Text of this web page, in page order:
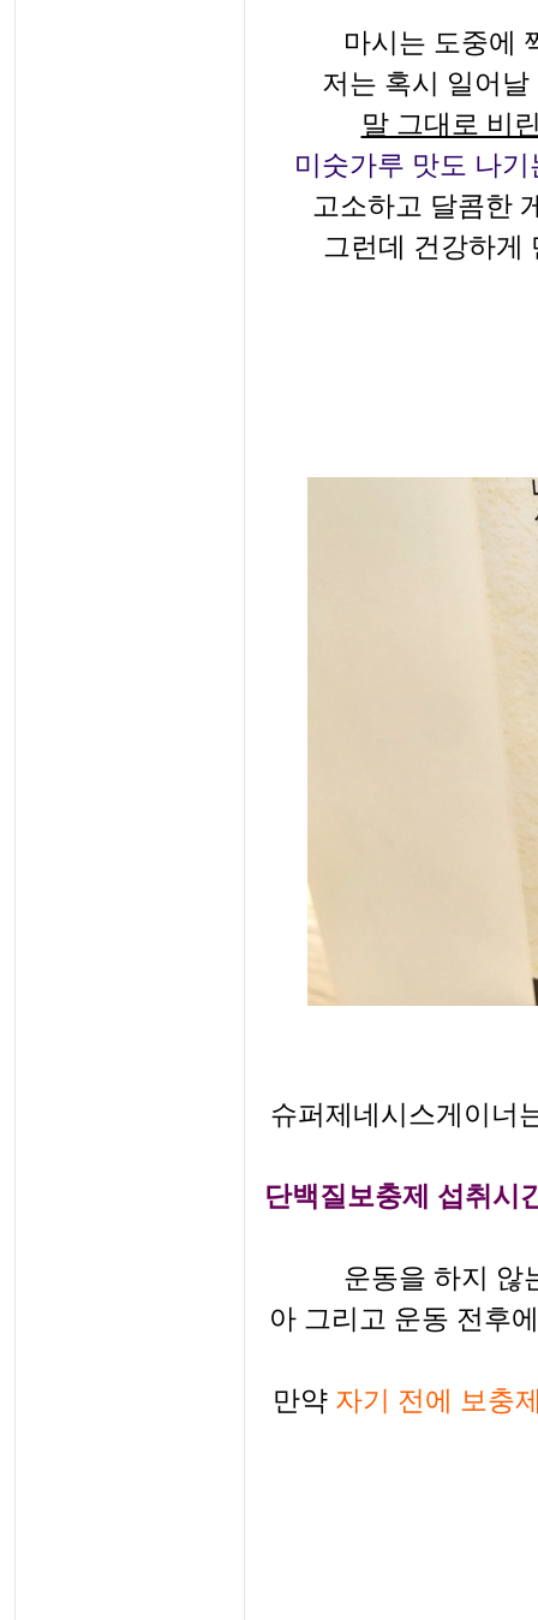
마시는 도중에
저는 혹시 일어
말 그대로 비
미숫가루 맛도 나
고소하고 달콤한
그런데 건강하게
슈퍼제네시스게이너
단백질보충제 섭취시
운동을 하지 않
아 그리고 운동 전후
만약 자기 전에 보충